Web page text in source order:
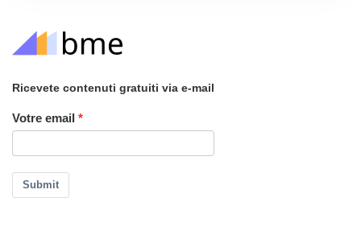
Ricevete contenuti gratuiti via e-mail
Votre email
Submit